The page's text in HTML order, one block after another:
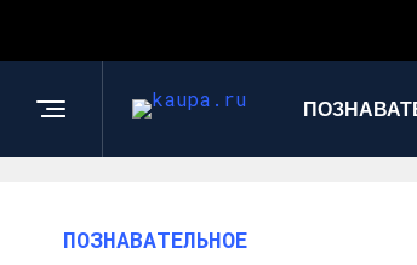
ПОЗНАВАТЕЛЬНОЕ